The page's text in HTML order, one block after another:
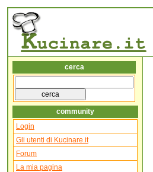
cerca
community
Login
Gli utenti di Kucinare.it
Forum
La mia pagina